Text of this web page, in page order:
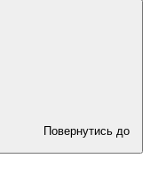
Повернутись до